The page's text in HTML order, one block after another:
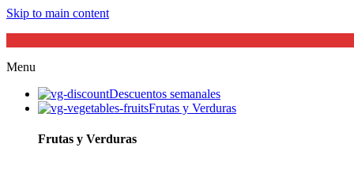
Skip to main content
Menu
Descuentos semanales
Frutas y Verduras
Frutas y Verduras